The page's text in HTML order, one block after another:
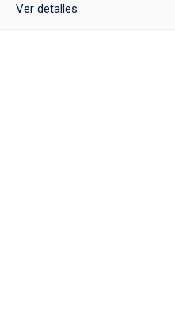
Ver detalles